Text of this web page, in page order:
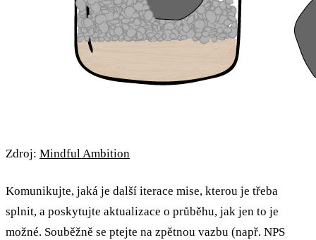
Zdroj: Mindful Ambition
Komunikujte, jaká je další iterace mise, kterou je třeba
splnit, a poskytujte aktualizace o průběhu, jak jen to je
možné. Souběžně se ptejte na zpětnou vazbu (např. NPS